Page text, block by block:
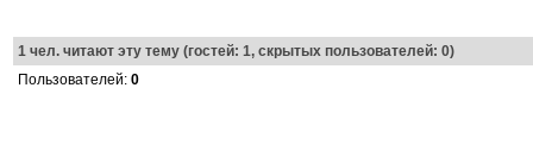
1чел. читают эту тему (гостей: 1, скрытых пользователей: 0)
Пользователей: 0